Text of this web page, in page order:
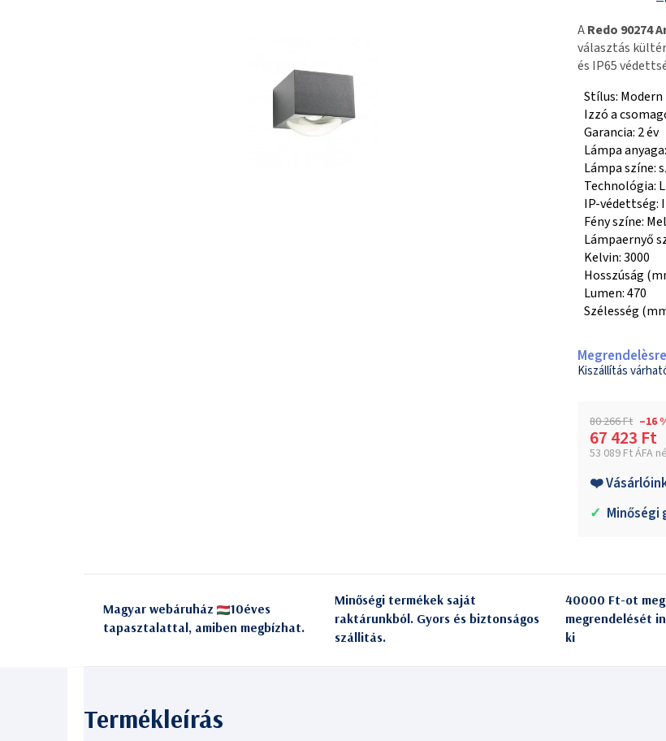
értékelése
5-
ből
0,0
csillag.
ARedo 90274
választás
és IP65
Stílus: Modern
Izzó a
Garancia: 2 év
Lámpa
Lámpa színe:
Technológia:
IP-védettség:
Fény színe:
Lámpaernyő
Kelvin: 3000
Hosszúság
Lumen: 470
Szélesség
80 266 Ft –16
67 423 Ft
53 089 Ft ÁFA
❤️
✓ Minőségi
Magyar webáruház
10éves
tapasztalattal, amiben megbízhat.
Minőségi termékek saját
raktárunkból. Gyors és biztonságos
szállitás.
40000 Ft-ot
megrendelését
ki